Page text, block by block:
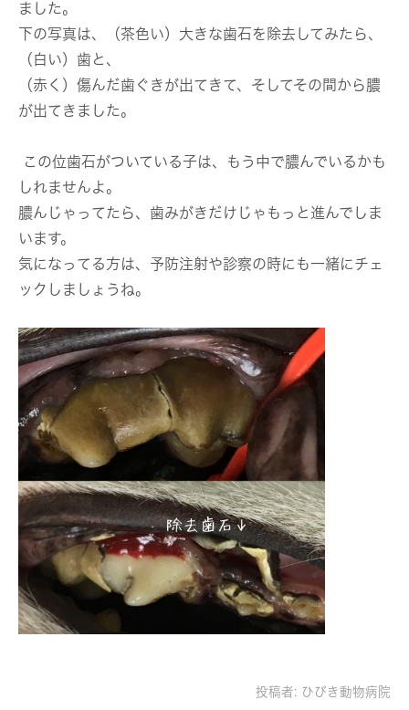
ました。
下の写真は、（茶色い）大きな歯石を除去してみたら、
（白い）歯と、
（赤く）傷んだ歯ぐきが出てきて、そしてその間から膿
が出てきました。
この位歯石がついている子は、もう中で膿んでいるかも
しれませんよ。
膿んじゃってたら、歯みがきだけじゃもっと進んでしま
います。
気になってる方は、予防注射や診察の時にも一緒にチェ
ックしましょうね。
投稿者: ひびき動物病院